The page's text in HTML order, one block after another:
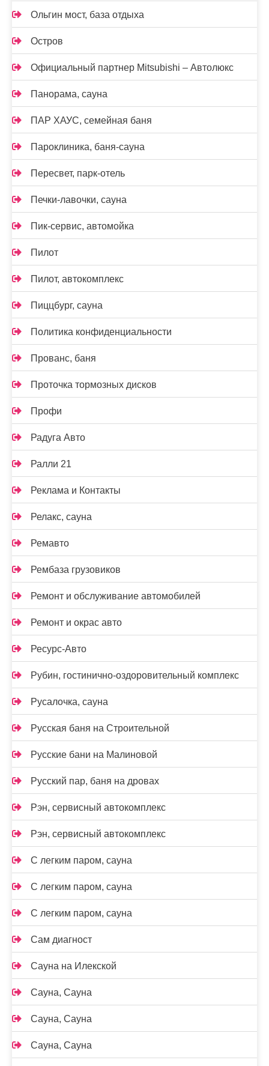
Ольгин мост, база отдыха
Остров
Официальный партнер Mitsubishi – Автолюкс
Панорама, сауна
ПАР ХАУС, семейная баня
Пароклиника, баня-сауна
Пересвет, парк-отель
Печки-лавочки, сауна
Пик-сервис, автомойка
Пилот
Пилот, автокомплекс
Пиццбург, сауна
Политика конфиденциальности
Прованс, баня
Проточка тормозных дисков
Профи
Радуга Авто
Ралли 21
Реклама и Контакты
Релакс, сауна
Ремавто
Рембаза грузовиков
Ремонт и обслуживание автомобилей
Ремонт и окрас авто
Ресурс-Авто
Рубин, гостинично-оздоровительный комплекс
Русалочка, сауна
Русская баня на Строительной
Русские бани на Малиновой
Русский пар, баня на дровах
Рэн, сервисный автокомплекс
Рэн, сервисный автокомплекс
С легким паром, сауна
С легким паром, сауна
С легким паром, сауна
Сам диагност
Сауна на Илекской
Сауна, Сауна
Сауна, Сауна
Сауна, Сауна